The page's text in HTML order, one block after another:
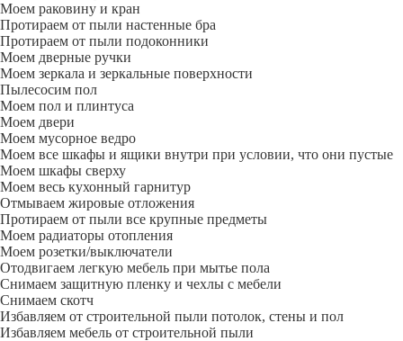
Моем раковину и кран
Протираем от пыли настенные бра
Протираем от пыли подоконники
Моем дверные ручки
Моем зеркала и зеркальные поверхности
Пылесосим пол
Моем пол и плинтуса
Моем двери
Моем мусорное ведро
Моем все шкафы и ящики внутри при условии, что они пустые
Моем шкафы сверху
Моем весь кухонный гарнитур
Отмываем жировые отложения
Протираем от пыли все крупные предметы
Моем радиаторы отопления
Моем розетки/выключатели
Отодвигаем легкую мебель при мытье пола
Снимаем защитную пленку и чехлы с мебели
Снимаем скотч
Избавляем от строительной пыли потолок, стены и пол
Избавляем мебель от строительной пыли